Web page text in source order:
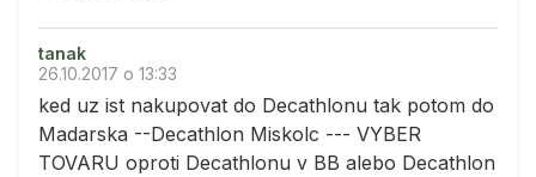
tanak
26.10.2017 o 13:33
ked uz ist nakupovat do Decathlonu tak potom do
Madarska --Decathlon Miskolc --- VYBER
TOVARU oproti Decathlonu v BB alebo Decathlon